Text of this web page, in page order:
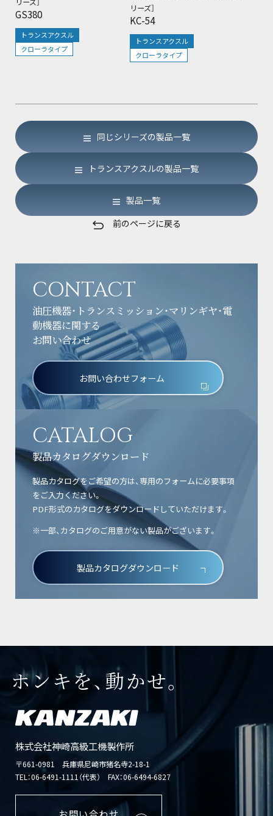
GS380
トランスアクスル
クローラタイプ
リーズ］
KC-54
トランスアクスル
クローラタイプ
同じシリーズの製品一覧
トランスアクスルの製品一覧
製品一覧
前のページに戻る
CONTACT
油圧機器・トランスミッション・マリンギヤ・電
動機器に関する
お問い合わせ
お問い合わせフォーム
CATALOG
製品カタログダウンロード
製品カタログをご希望の方は、専用のフォームに必要事項
をご入力ください。
PDF形式のカタログをダウンロードしていただけます。
※一部、カタログのご用意がない製品がございます。
製品カタログダウンロード
株式会社神崎高級工機製作所
〒661-0981 兵庫県尼崎市猪名寺2-18-1
TEL：06-6491-1111（代表） FAX：06-6494-6827
お問い合わせ
ホンキを、動かせ。